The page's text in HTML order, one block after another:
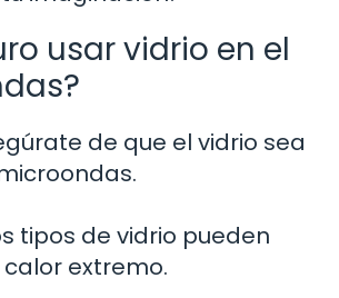
usar vidrio en el
de que el vidrio sea
tipos de vidrio pueden
extremo.